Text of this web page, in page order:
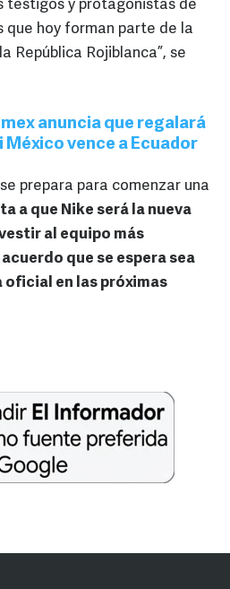
testigos y protagonistas de
que hoy forman parte de la
República Rojiblanca”, se
anuncia que regalará
vence a Ecuador
prepara para comenzar una
a que Nike será la nueva
al equipo más
que se espera sea
oficial en las próximas